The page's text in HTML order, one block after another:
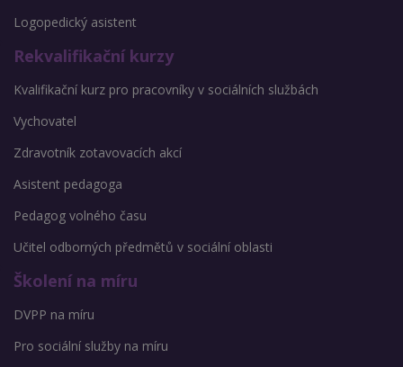
Logopedický asistent
Rekvalifikační kurzy
Kvalifikační kurz pro pracovníky v sociálních službách
Vychovatel
Zdravotník zotavovacích akcí
Asistent pedagoga
Pedagog volného času
Učitel odborných předmětů v sociální oblasti
Školení na míru
DVPP na míru
Pro sociální služby na míru